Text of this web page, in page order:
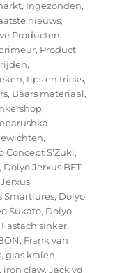
, Ingezonden,
nieuws,
Producten,
, Product
,
,tips en tricks,
, Baars materiaal,
,
,
Concept S'Zuki,
, Doiyo Jerxus BFT
Smartlures, Doiyo
Sukato, Doiyo
Fastach sinker,
, Frank van
,glas kralen,
, iron claw,Jack vd